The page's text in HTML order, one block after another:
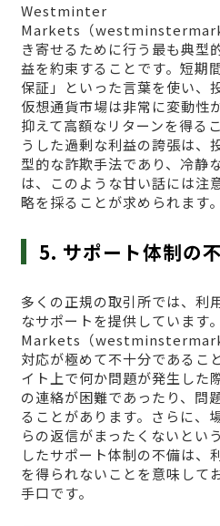
Westminter
Markets（
き寄せるために行う最も典型
益を約束することです。短期
保証」といった言葉を使い、
仮想通貨市場は非常に変動性
抑えて高額なリターンを得る
うした過剰な利益の誇張は、
型的な詐欺手法であり、冷静
は、このような甘い話には注
略を採ることが求められます。
5. サポート体制の
多くの正規の取引所では、利
なサポートを提供していま
Markets（
対応が極めて不十分であるこ
イト上で何か問題が発生した
の連絡が困難であったり、問
ることがあります。さらに、
らの返信がまったくないとい
したサポート体制の不備は、
を得られないことを意味して
手口です。